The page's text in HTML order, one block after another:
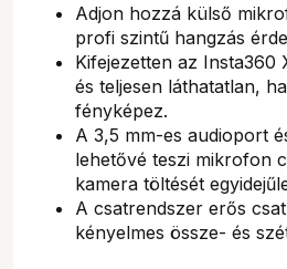
Adjon hozzá külső
profi szintű hangzás
Kifejezetten az Insta360
és teljesen láthatatlan,
fényképez.
A 3,5 mm-es audioport
lehetővé teszi mikrofon
kamera töltését
A csatrendszer erős
kényelmes össze- és